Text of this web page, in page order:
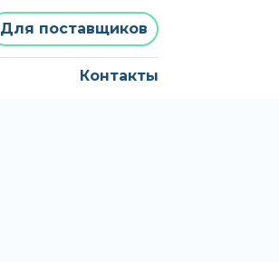
Для поставщиков
Контакты